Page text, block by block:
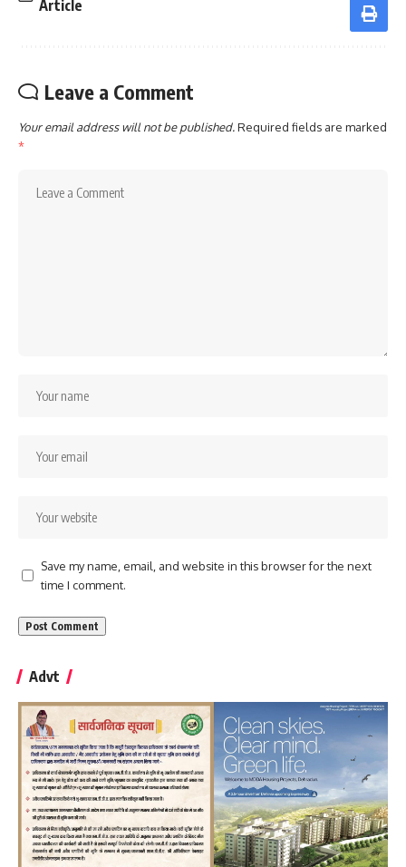
Article
Leave a Comment
Your email address will not be published.Required fields are marked
*
Save my name, email, and website in this browser for the next
time I comment.
Advt